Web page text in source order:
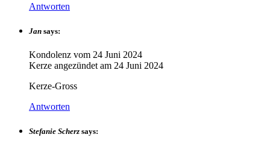
Antworten
Jan says:
Kondolenz vom 24 Juni 2024
Kerze angezündet am 24 Juni 2024
Kerze-Gross
Antworten
Stefanie Scherz says: